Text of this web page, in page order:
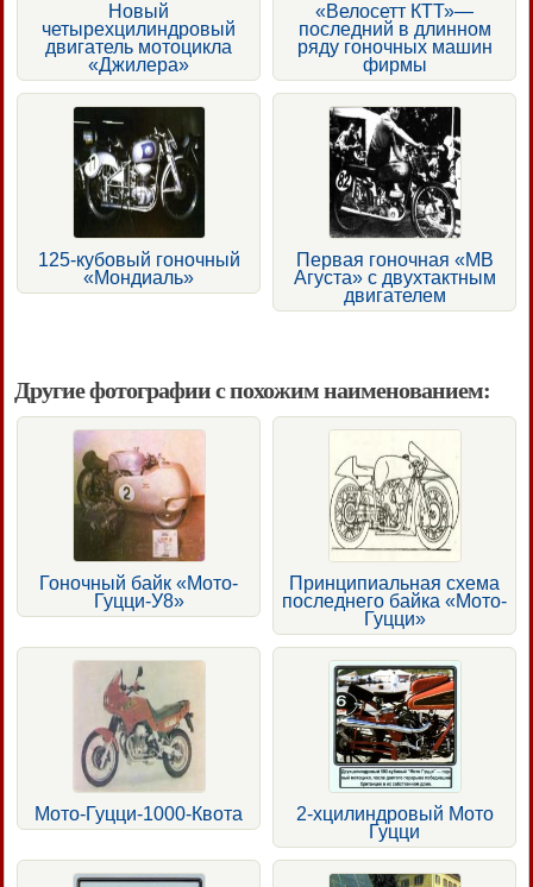
Новый
четырехцилиндровый
двигатель мотоцикла
«Джилера»
«Велосетт КТТ»—
последний в длинном
ряду гоночных машин
фирмы
125-кубовый гоночный
«Мондиаль»
Первая гоночная «МВ
Агуста» с двухтактным
двигателем
Другие фотографии с похожим наименованием:
Гоночный байк «Мото-
Гуцци-У8»
Принципиальная схема
последнего байка «Мото-
Гуцци»
Мото-Гуцци-1000-Квота
2-хцилиндровый Мото
Гуцци